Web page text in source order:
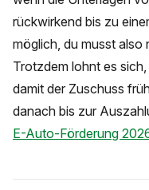
rückwirkend bis zu
möglich, du musst also
Trotzdem lohnt es
damit der Zuschuss
danach bis zur
E-Auto-Förderung